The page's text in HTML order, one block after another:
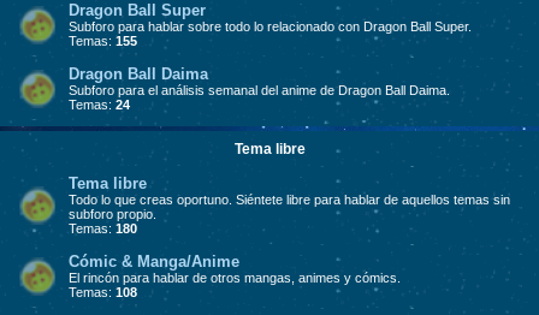
Dragon Ball Super
Subforo para hablar sobre todo lo relacionado con Dragon Ball Super.
Temas: 155
Dragon Ball Daima
Subforo para el análisis semanal del anime de Dragon Ball Daima.
Temas: 24
Tema libre
Tema libre
Todo lo que creas oportuno. Siéntete libre para hablar de aquellos temas sin
subforo propio.
Temas: 180
Cómic & Manga/Anime
El rincón para hablar de otros mangas, animes y cómics.
Temas: 108